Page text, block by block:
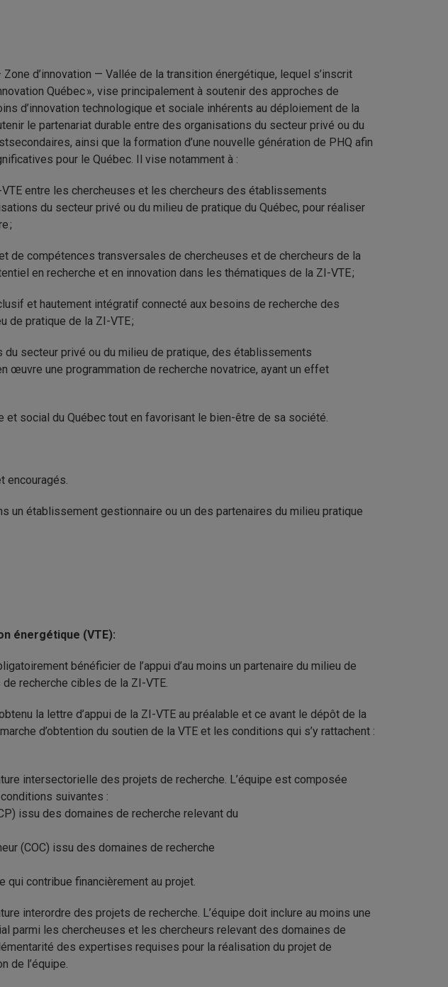
d’innovation — Vallée de la transition énergétique, lequel s’inscrit
Québec », vise principalement à soutenir des approches de
d’innovation technologique et sociale inhérents au déploiement de la
le partenariat durable entre des organisations du secteur privé ou du
ainsi que la formation d’une nouvelle génération de PHQ afin
pour le Québec. Il vise notamment à :
entre les chercheuses et les chercheurs des établissements
du secteur privé ou du milieu de pratique du Québec, pour réaliser
;
de compétences transversales de chercheuses et de chercheurs de la
en recherche et en innovation dans les thématiques de la ZI-VTE ;
et hautement intégratif connecté aux besoins de recherche des
de pratique de la ZI-VTE ;
secteur privé ou du milieu de pratique, des établissements
œuvre une programmation de recherche novatrice, ayant un effet
et social du Québec tout en favorisant le bien-être de sa société.
encouragés.
un établissement gestionnaire ou un des partenaires du milieu pratique
énergétique (VTE):
bénéficier de l’appui d’au moins un partenaire du milieu de
recherche cibles de la ZI-VTE.
la lettre d’appui de la ZI-VTE au préalable et ce avant le dépôt de la
d’obtention du soutien de la VTE et les conditions qui s’y rattachent :
intersectorielle des projets de recherche. L’équipe est composée
suivantes :
issu des domaines de recherche relevant du
(COC) issu des domaines de recherche
qui contribue financièrement au projet.
interordre des projets de recherche. L’équipe doit inclure au moins une
parmi les chercheuses et les chercheurs relevant des domaines de
des expertises requises pour la réalisation du projet de
de l’équipe.